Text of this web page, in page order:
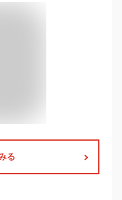
る